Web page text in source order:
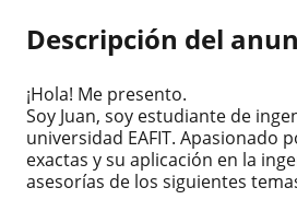
Descripción del
¡Hola! Me presento.
Soy Juan, soy estudiante de
universidad EAFIT. Apasionado
exactas y su aplicación en la
asesorías de los siguientes